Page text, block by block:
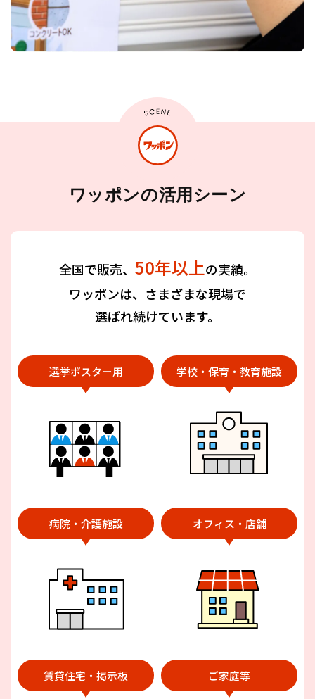
ワッポンの活用シーン
全国で販売、 50年以上の実績。
ワッポンは、さまざまな現場で
選ばれ続けています。
選挙ポスター用 学校・保育・教育施設
病院・介護施設 オフィス・店舗
賃貸住宅・掲示板 ご家庭等